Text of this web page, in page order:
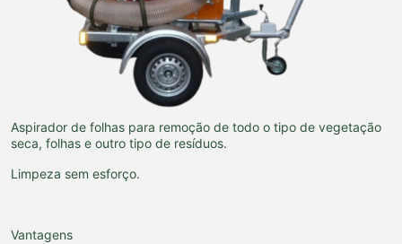
Aspirador de folhas para remoção de todo o tipo de vegetação
seca, folhas e outro tipo de resíduos.
Limpeza sem esforço.
Vantagens